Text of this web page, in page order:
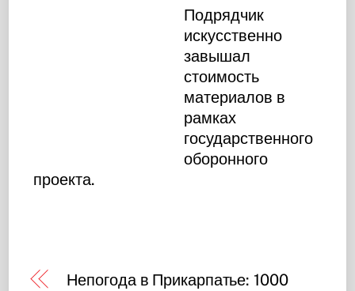
Подрядчик
искусственно
завышал
стоимость
материалов в
рамках
государственного
оборонного
проекта.
Непогода в Прикарпатье: 1000